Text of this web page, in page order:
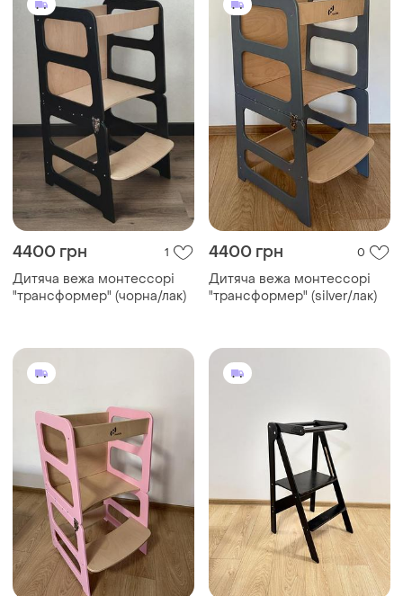
4400 грн 1
Дитяча вежа монтессорі
"трансформер" (чорна/лак)
4400 грн 0
Дитяча вежа монтессорі
"трансформер" (silver/лак)